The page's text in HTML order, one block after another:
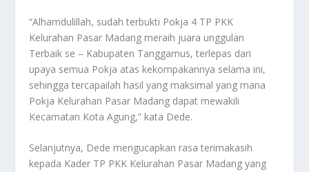
“Alhamdulillah, sudah terbukti Pokja 4 TP PKK
Kelurahan Pasar Madang meraih juara unggulan
Terbaik se – Kabupaten Tanggamus, terlepas dari
upaya semua Pokja atas kekompakannya selama ini,
sehingga tercapailah hasil yang maksimal yang mana
Pokja Kelurahan Pasar Madang dapat mewakili
Kecamatan Kota Agung,” kata Dede.
Selanjutnya, Dede mengucapkan rasa terimakasih
kepada Kader TP PKK Kelurahan Pasar Madang yang